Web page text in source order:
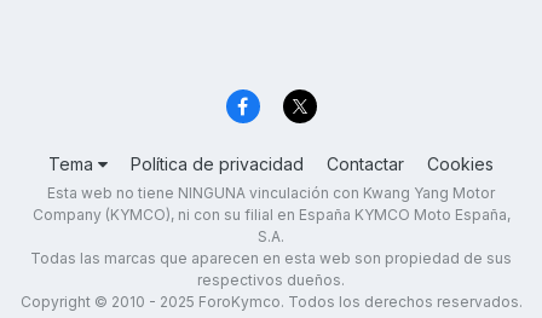
Tema Política de privacidad Contactar Cookies
Esta web no tiene NINGUNA vinculación con Kwang Yang Motor
Company (KYMCO), ni con su filial en España KYMCO Moto España,
S.A.
Todas las marcas que aparecen en esta web son propiedad de sus
respectivos dueños.
Copyright © 2010 - 2025 ForoKymco. Todos los derechos reservados.